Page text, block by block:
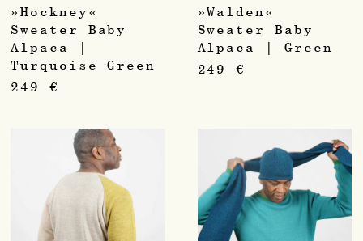
»Hockney«
Sweater Baby
Alpaca |
Turquoise Green
249 €
»Walden«
Sweater Baby
Alpaca | Green
249€